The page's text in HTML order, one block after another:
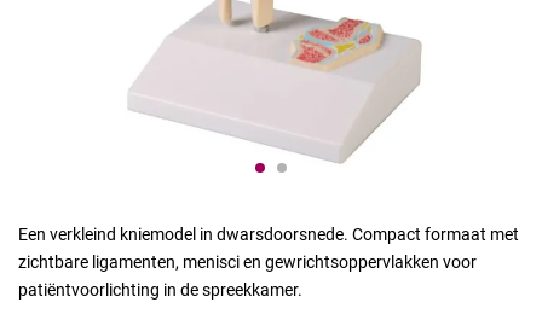
Een verkleind kniemodel in dwarsdoorsnede. Compact formaat met
zichtbare ligamenten, menisci en gewrichtsoppervlakken voor
patiëntvoorlichting in de spreekkamer.